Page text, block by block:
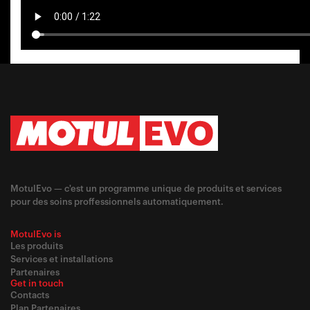
MotulEvo — c'est un programme unique de produits et services
pour des soins proffessionnels automatiquement.
MotulEvo is
Les produits
Services et installations
Partenaires
Get in touch
Contacts